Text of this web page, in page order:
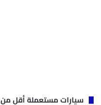
سيارات مستعملة أقل من 30,000 ريال